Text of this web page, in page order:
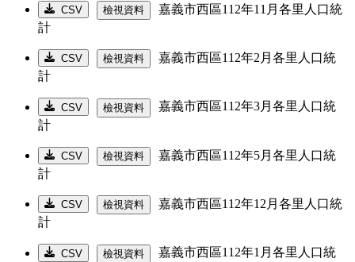
CSV 檢視資料
嘉義市西區112年11月各里人口統
計
CSV 檢視資料
嘉義市西區112年2月各里人口統
計
CSV 檢視資料
嘉義市西區112年3月各里人口統
計
CSV 檢視資料
嘉義市西區112年5月各里人口統
計
CSV 檢視資料
嘉義市西區112年12月各里人口統
計
CSV 檢視資料
嘉義市西區112年1月各里人口統